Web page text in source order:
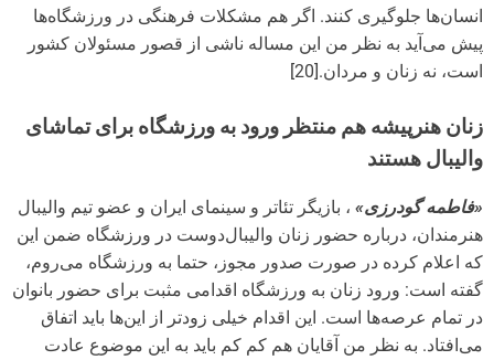
انسان‌ها جلوگیری کنند. اگر هم مشکلات فرهنگی در ورزشگاه‌ها
پیش می‌آید به نظر من این مساله ناشی از قصور مسئولان کشور
است، نه زنان و مردان.[20]
زنان هنرپیشه هم منتظر ورود به ورزشگاه برای تماشای
والیبال هستند
«فاطمه گودرزی» ، بازیگر تئاتر و سینمای ایران و عضو تیم والیبال
هنرمندان، درباره حضور زنان والیبال‌دوست در ورزشگاه ضمن این
که اعلام کرده در صورت صدور مجوز، حتما به ورزشگاه می‌روم،
گفته است: ورود زنان به ورزشگاه اقدامی مثبت برای حضور بانوان
در تمام عرصه‌ها است. این اقدام خیلی زودتر از این‌ها باید اتفاق
می‌افتاد. به نظر من آقایان هم کم کم باید به این موضوع عادت